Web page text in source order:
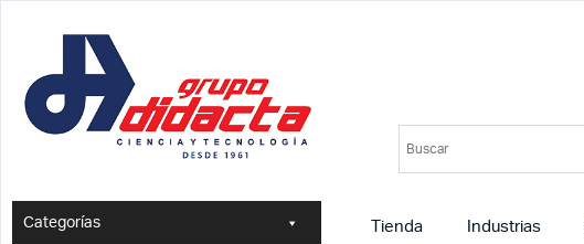
Categorías Tienda Industrias